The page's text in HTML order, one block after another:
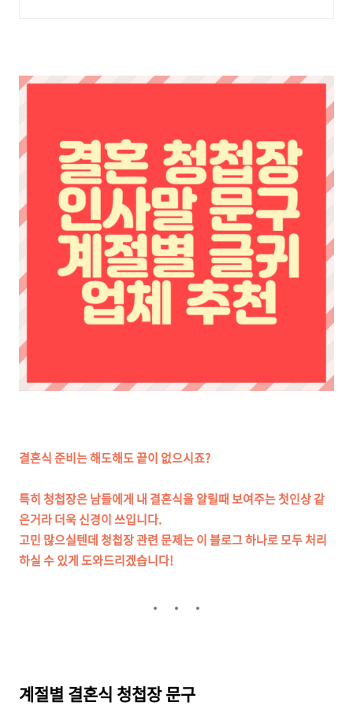
결혼식 준비는 해도해도 끝이 없으시죠?
특히 청첩장은 남들에게 내 결혼식을 알릴때 보여주는 첫인상 같
은거라 더욱 신경이 쓰입니다.
고민 많으실텐데 청첩장 관련 문제는 이 블로그 하나로 모두 처리
하실 수 있게 도와드리겠습니다!
계절별 결혼식 청첩장 문구